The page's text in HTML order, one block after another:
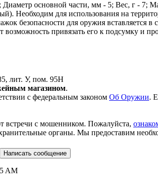
основной части, мм - 5; Вес, г - 7;
Необходим для использования на
безопасности для оружия
возможность привязать его к подсумку и
лит. У, пом. 95Н
магазином.
с федеральным законом Об Оружии.
встречи с мошенником. Пожалуйста,
органы. Мы предоставим
Написать сообщение
AM